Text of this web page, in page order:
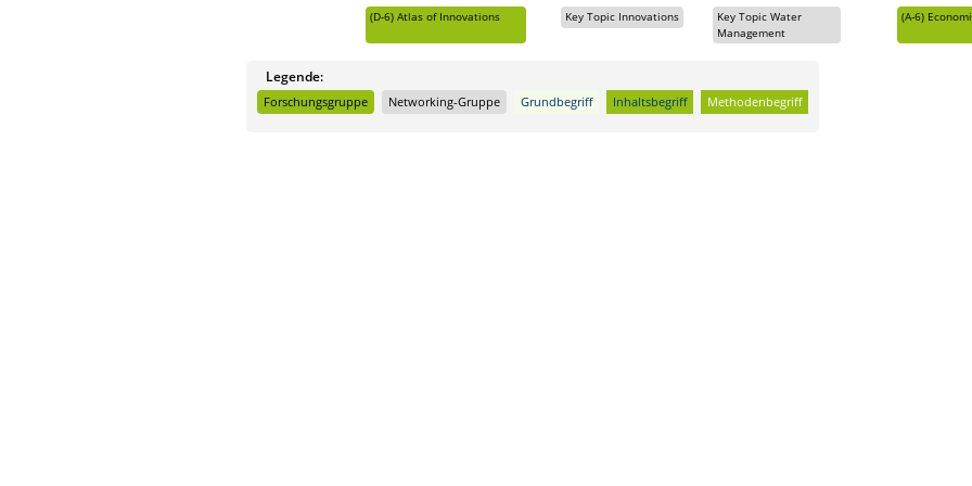
(A-6)
(D-6) Atlas of Innovations Key Topic Innovations
Key Topic Water
Management
Legende:
Forschungsgruppe Networking-Gruppe Grundbegriff Inhaltsbegriff Methodenbegriff